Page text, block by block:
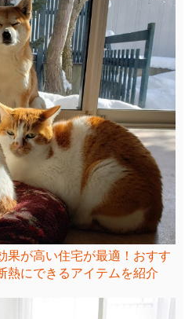
果が高い住宅が最適！おすす
熱にできるアイテムを紹介